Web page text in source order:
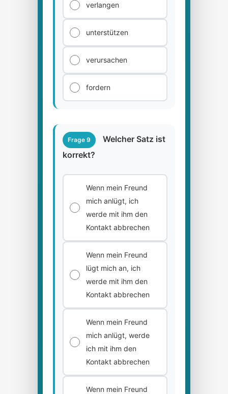
verlangen
unterstützen
verursachen
fordern
Frage 9
Welcher Satz ist
korrekt?
Wenn mein Freund
mich anlügt, ich
werde mit ihm den
Kontakt abbrechen
Wenn mein Freund
lügt mich an, ich
werde mit ihm den
Kontakt abbrechen
Wenn mein Freund
mich anlügt, werde
ich mit ihm den
Kontakt abbrechen
Wenn mein Freund